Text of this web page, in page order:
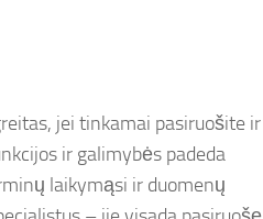
jei tinkamai pasiruošite ir
ir galimybės padeda
laikymąsi ir duomenų